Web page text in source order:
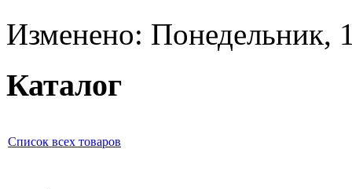
Изменено: Понедельник,
Каталог
Список всех товаров